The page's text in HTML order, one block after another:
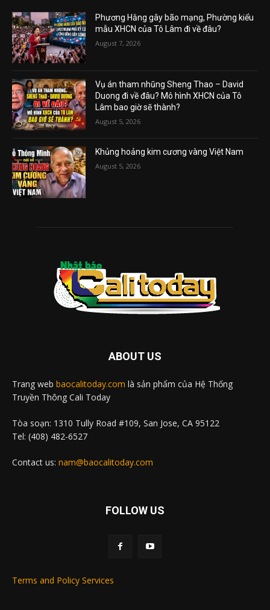
Phương Hằng gây bão mạng, Phường kiểu
mẫu XHCN của Tô Lâm đi về đâu?
August 7, 2026
Vụ án tham nhũng Sheng Thao – David
Duong đi về đâu? Mô hình XHCN của Tô
Lâm bao giờ sẽ thành?
August 5, 2026
Khủng hoảng kim cương vàng Việt Nam
August 5, 2026
ABOUT US
Trang web baocalitoday.com là sản phẩm của Hệ Thống
Truyền Thông Cali Today
Tòa soạn: 1310 Tully Road #109, San Jose, CA 95122
Tel: (408) 482-6527
Contact us: nam@baocalitoday.com
FOLLOW US
Terms and Policy Services